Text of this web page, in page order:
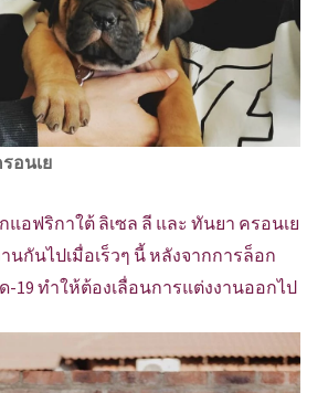
อนเย
อฟริกาใต้ ลิเซล ลี และ ทันยา ครอนเย
นกันไปเมื่อเร็วๆ นี้ หลังจากการล็อก
19 ทำให้ต้องเลื่อนการแต่งงานออกไป